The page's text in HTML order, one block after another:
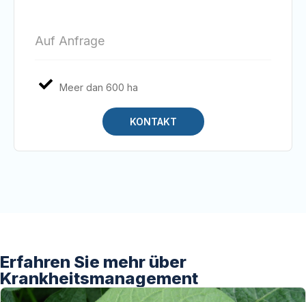
Auf Anfrage
Meer dan 600 ha
KONTAKT
Erfahren Sie mehr über
Krankheitsmanagement